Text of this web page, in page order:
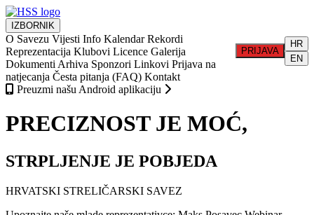
IZBORNIK
O Savezu Vijesti Info Kalendar Rekordi
Reprezentacija Klubovi Licence Galerija
Dokumenti Arhiva Sponzori Linkovi Prijava na
natjecanja Česta pitanja (FAQ) Kontakt
PRIJAVA
HR
EN
Preuzmi našu Android aplikaciju
PRECIZNOST JE MOĆ,
STRPLJENJE JE POBJEDA
HRVATSKI STRELIČARSKI SAVEZ